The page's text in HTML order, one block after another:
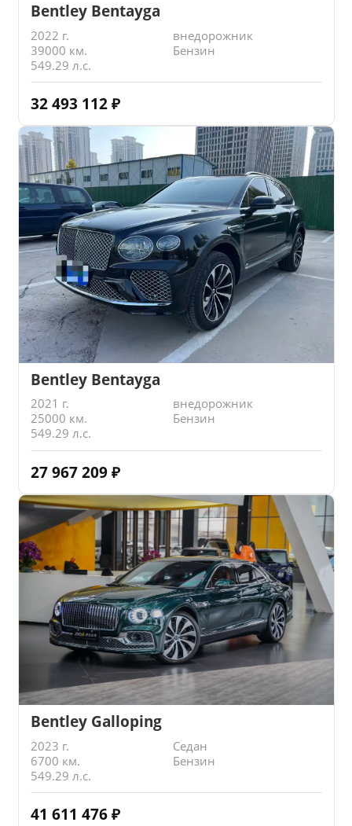
Bentley Bentayga
2022 г.
внедорожник
39000 км.
Бензин
549.29 л.с.
32 493 112 ₽
Bentley Bentayga
2021 г.
внедорожник
25000 км.
Бензин
549.29 л.с.
27 967 209 ₽
Bentley Galloping
2023 г.
Седан
6700 км.
Бензин
549.29 л.с.
41 611 476 ₽